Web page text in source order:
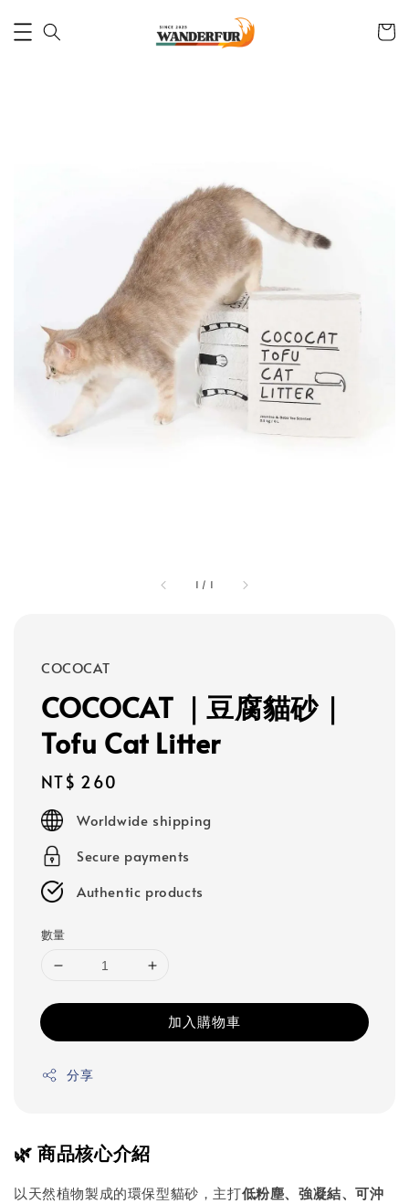
1 / 1
COCOCAT
COCOCAT ｜豆腐貓砂｜
Tofu Cat Litter
Regular
price
NT$ 260
Worldwide shipping
Secure payments
Authentic products
數量
加入購物車
分享
🌿 商品核心介紹
以天然植物製成的環保型貓砂，主打低粉塵、強凝結、可沖